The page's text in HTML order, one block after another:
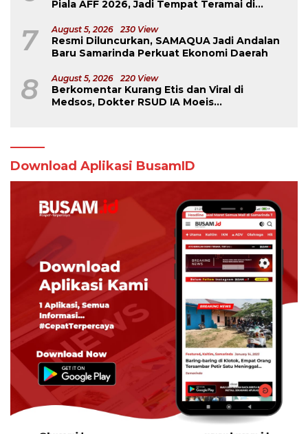
Piala AFF 2026, Jadi Tempat Teramai di
7 August 5, 2026 230 View
Resmi Diluncurkan, SAMAQUA Jadi Andalan
Baru Samarinda Perkuat Ekonomi Daerah
8 August 5, 2026 220 View
Berkomentar Kurang Etis dan Viral di
Medsos, Dokter RSUD IA Moeis
Download Aplikasi BusamID